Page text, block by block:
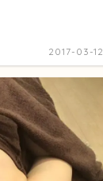
2017-03-12